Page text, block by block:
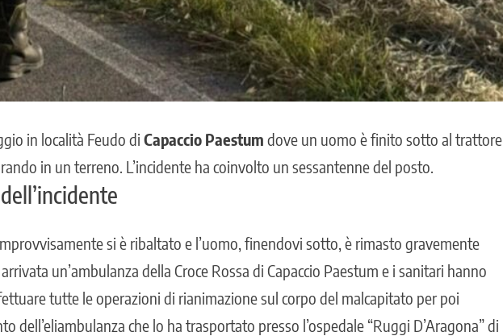
in località Feudo di Capaccio Paestum dove un uomo è finito sotto al trattore
in un terreno. L’incidente ha coinvolto un sessantenne del posto.
si è ribaltato e l’uomo, finendovi sotto, è rimasto gravemente
un’ambulanza della Croce Rossa di Capaccio Paestum e i sanitari hanno
tutte le operazioni di rianimazione sul corpo del malcapitato per poi
dell’eliambulanza che lo ha trasportato presso l’ospedale “Ruggi D’Aragona” di